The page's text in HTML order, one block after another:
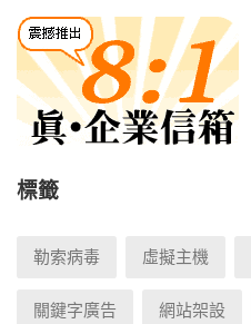
標籤
勒索病毒 虛擬主機
關鍵字廣告 網站架設